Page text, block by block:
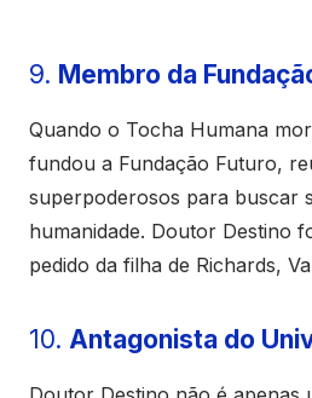
9. Membro da
Quando o Tocha Humana
fundou a Fundação Futuro,
superpoderosos para buscar
humanidade. Doutor Destino
pedido da filha de Richards,
10. Antagonista do